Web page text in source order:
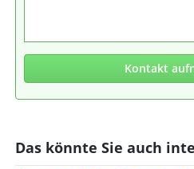
Kontakt
Das könnte Sie auch